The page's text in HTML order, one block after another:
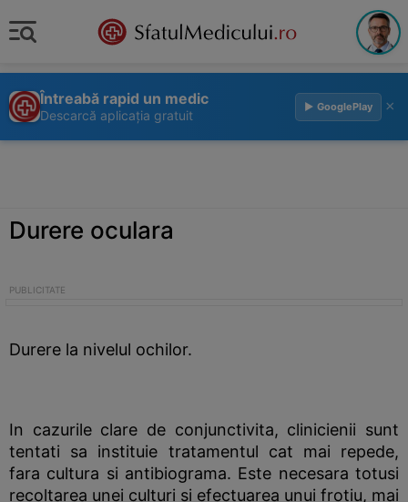
Întreabă rapid un medic
Descarcă aplicația gratuit
▶ GooglePlay ×
Durere oculara
Durere la nivelul ochilor.
In cazurile clare de conjunctivita, clinicienii sunt
tentati sa instituie tratamentul cat mai repede,
fara cultura si antibiograma. Este necesara totusi
recoltarea unei culturi si efectuarea unui frotiu, mai